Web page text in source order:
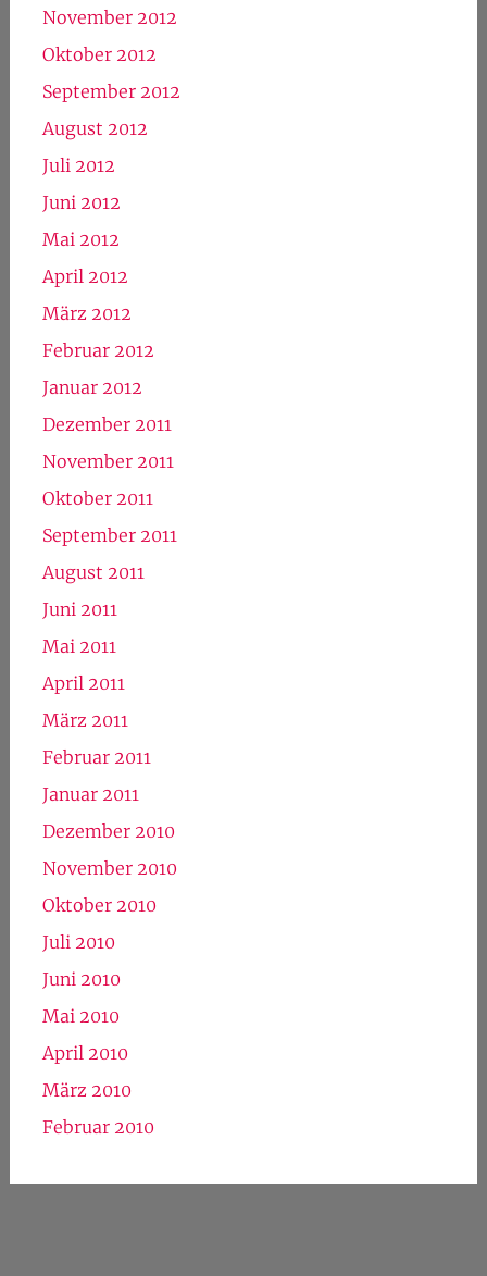
November 2012
Oktober 2012
September 2012
August 2012
Juli 2012
Juni 2012
Mai 2012
April 2012
März 2012
Februar 2012
Januar 2012
Dezember 2011
November 2011
Oktober 2011
September 2011
August 2011
Juni 2011
Mai 2011
April 2011
März 2011
Februar 2011
Januar 2011
Dezember 2010
November 2010
Oktober 2010
Juli 2010
Juni 2010
Mai 2010
April 2010
März 2010
Februar 2010